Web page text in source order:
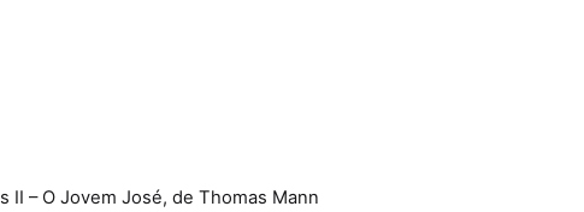
II – O Jovem José, de Thomas Mann